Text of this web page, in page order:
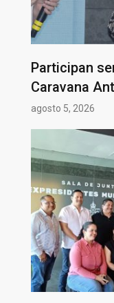
Participan
Caravana
agosto 5, 2026